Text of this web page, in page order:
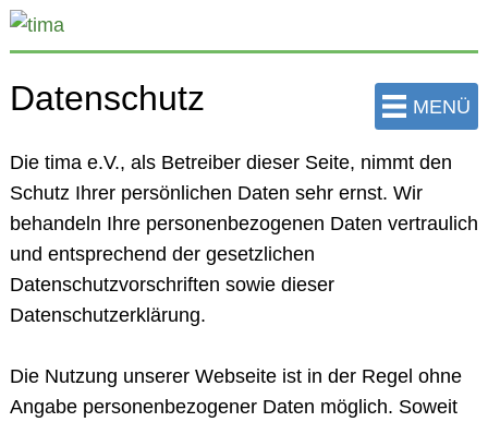
zum
Hauptinhalt
Seite
MENÜ
Datenschutz
Die tima e.V., als Betreiber dieser Seite, nimmt den
Schutz Ihrer persönlichen Daten sehr ernst. Wir
behandeln Ihre personenbezogenen Daten vertraulich
und entsprechend der gesetzlichen
Datenschutzvorschriften sowie dieser
Datenschutzerklärung.
Die Nutzung unserer Webseite ist in der Regel ohne
Angabe personenbezogener Daten möglich. Soweit